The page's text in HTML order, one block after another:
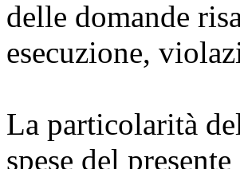
delle domande
esecuzione,
La particolarità
spese del